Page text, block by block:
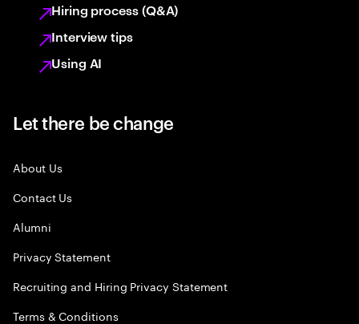
Hiring process (Q&A)
Interview tips
Using AI
Let there be change
About Us
Contact Us
Alumni
Privacy Statement
Recruiting and Hiring Privacy Statement
Terms & Conditions